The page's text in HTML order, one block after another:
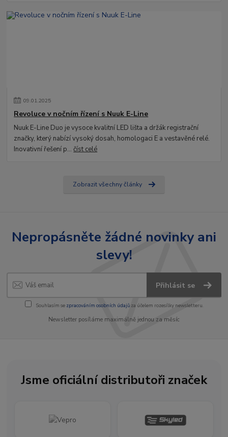
09.01.2025
Revoluce v nočním řízení s Nuuk E-Line
Nuuk E-Line Duo je vysoce kvalitní LED lišta a držák registrační
značky, který nabízí vysoký dosah, homologaci E a vestavěné relé.
Inovativní řešení p...číst celé
Zobrazit všechny články
Nepropásněte žádné novinky ani
slevy!
Přihlásit se
Souhlasím se zpracováním osobních údajůza účelem rozesílky newsletteru.
Newsletter posíláme maximálně jednou za měsíc
Jsme oficiální distributoři značek